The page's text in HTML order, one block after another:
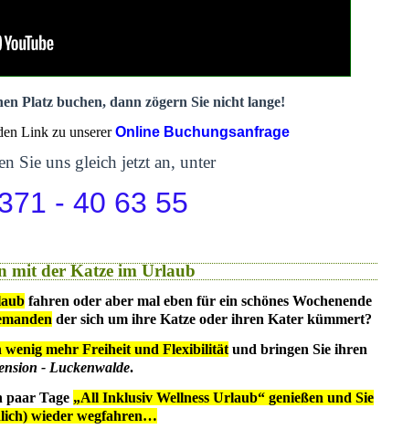
Platz buchen, dann zögern Sie nicht lange!
Link zu unsererOnline Buchungsanfrage
Sie uns gleich jetzt an, unter
- 40 63 55
mit der Katze im Urlaub
fahren oder aber mal eben für ein schönes Wochenende
der sich um ihre Katze oder ihren Kater kümmert?
wenig mehr Freiheit und Flexibilitätund bringen Sie ihren
- Luckenwalde.
paar Tage „All Inklusiv Wellness Urlaub“ genießen und Sie
wieder wegfahren…